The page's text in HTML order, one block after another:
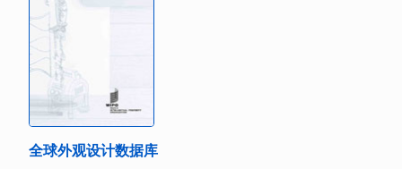
全球外观设计数据库